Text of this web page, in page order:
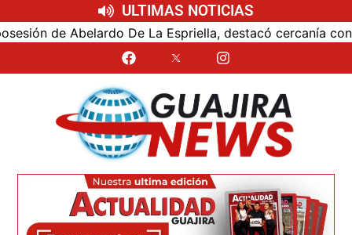
ULTIMAS NOTICIAS
de Abelardo De La Espriella, destacó cercanía con el